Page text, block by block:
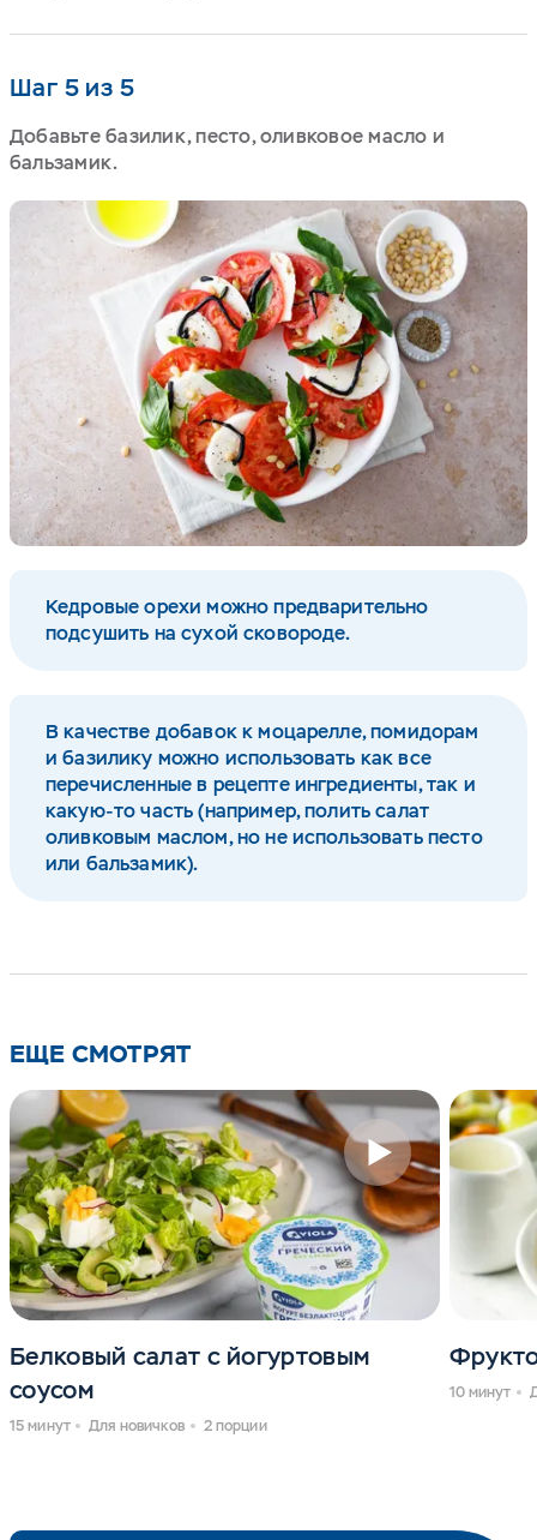
Шаг 5 из 5
Добавьте базилик, песто, оливковое масло и
бальзамик.
Кедровые орехи можно предварительно
подсушить на сухой сковороде.
В качестве добавок к моцарелле, помидорам
и базилику можно использовать как все
перечисленные в рецепте ингредиенты, так и
какую-то часть (например, полить салат
оливковым маслом, но не использовать песто
или бальзамик).
ЕЩЕ СМОТРЯТ
Белковый салат с йогуртовым
соусом
15 минут Для новичков 2 порции
10 минут